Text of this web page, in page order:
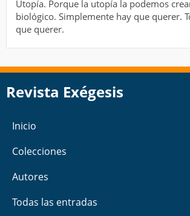
Utopía. Porque la utopía la podemos
biológico. Simplemente hay que querer.
que querer.
Revista Exégesis
Inicio
Colecciones
Autores
Todas las entradas